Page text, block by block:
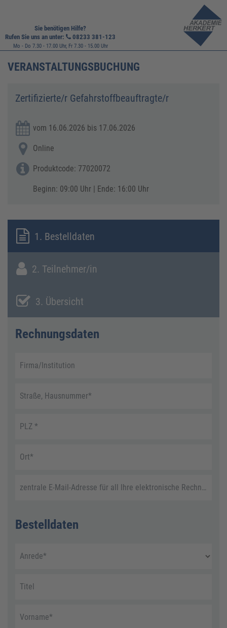
Sie benötigen Hilfe?
Rufen Sie uns an unter:
08233 381-123
Mo - Do 7.30 - 17.00 Uhr, Fr 7.30 - 15.00 Uhr
VERANSTALTUNGSBUCHUNG
Zertifizierte/r Gefahrstoffbeauftragte/r
vom 16.06.2026 bis 17.06.2026
Online
Produktcode: 77020072
Beginn: 09:00 Uhr | Ende: 16:00 Uhr
1. Bestelldaten
2. Teilnehmer/in
3. Übersicht
Rechnungsdaten
Firma/Institution
Straße, Hausnummer*
PLZ *
Ort*
zentrale E-Mail-Adresse für all Ihre elektronische Rechnungen
Bestelldaten
Anrede*
Titel
Vorname*